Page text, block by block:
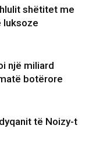
shëtitet me
luksoze
një miliard
botërore
të Noizy-t